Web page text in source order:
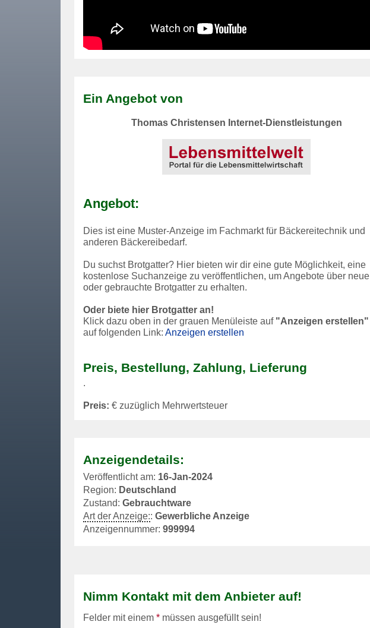
Ein Angebot von
Thomas Christensen Internet-Dienstleistungen
Angebot:
Dies ist eine Muster-Anzeige im Fachmarkt für Bäckereitechnik und
anderen Bäckereibedarf.
Du suchst Brotgatter? Hier bieten wir dir eine gute Möglichkeit, eine
kostenlose Suchanzeige zu veröffentlichen, um Angebote über neue
oder gebrauchte Brotgatter zu erhalten.
Oder biete hier Brotgatter an!
Klick dazu oben in der grauen Menüleiste auf "Anzeigen erstellen"
auf folgenden Link: Anzeigen erstellen
Preis, Bestellung, Zahlung, Lieferung
.
Preis: € zuzüglich Mehrwertsteuer
Anzeigendetails:
Veröffentlicht am: 16-Jan-2024
Region: Deutschland
Zustand: Gebrauchtware
Art der Anzeige:: Gewerbliche Anzeige
Anzeigennummer: 999994
Nimm Kontakt mit dem Anbieter auf!
Felder mit einem *müssen ausgefüllt sein!